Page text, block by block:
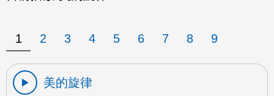
1 2 3 4 5 6 7 8 9
美的旋律